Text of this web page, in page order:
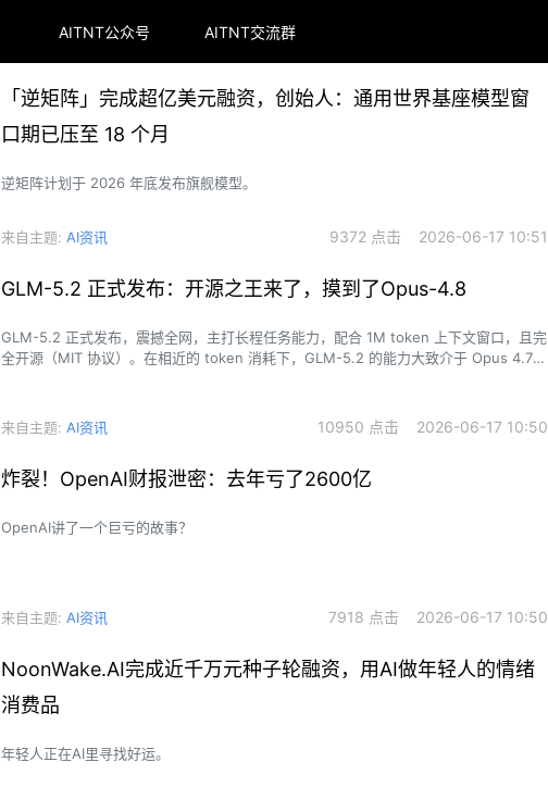
AITNT公众号 AITNT交流群
「逆矩阵」完成超亿美元融资，创始人：通用世界基座模型窗
口期已压至 18 个月
逆矩阵计划于 2026 年底发布旗舰模型。
来自主题: AI资讯 9372 点击 2026-06-17 10:51
GLM-5.2 正式发布：开源之王来了，摸到了Opus-4.8
GLM-5.2 正式发布，震撼全网，主打长程任务能力，配合 1M token 上下文窗口，且完
全开源（MIT 协议）。在相近的 token 消耗下，GLM-5.2 的能力大致介于 Opus 4.7
来自主题: AI资讯 10950 点击 2026-06-17 10:50
炸裂！OpenAI财报泄密：去年亏了2600亿
OpenAI讲了一个巨亏的故事？
来自主题: AI资讯 7918 点击 2026-06-17 10:50
NoonWake.AI完成近千万元种子轮融资，用AI做年轻人的情绪
消费品
年轻人正在AI里寻找好运。